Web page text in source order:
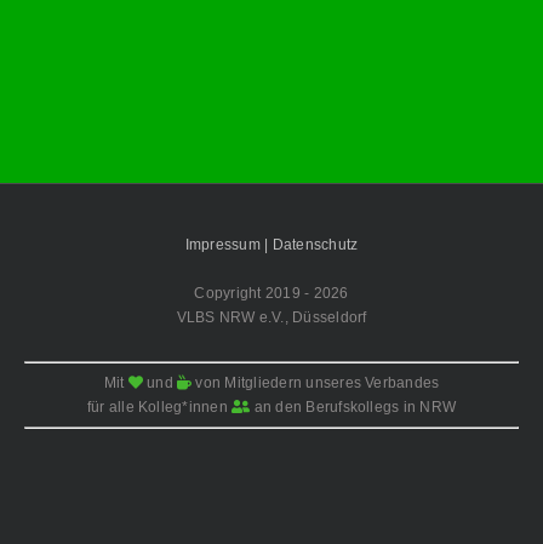
Impressum | Datenschutz
Copyright 2019 - 2026
VLBS NRW e.V., Düsseldorf
Mit und
von Mitgliedern unseres Verbandes
für alle Kolleg*innen
an den Berufskollegs in NRW